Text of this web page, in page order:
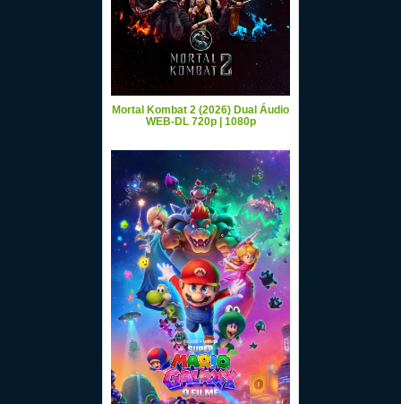
Mortal Kombat 2 (2026) Dual Áudio
WEB-DL 720p | 1080p